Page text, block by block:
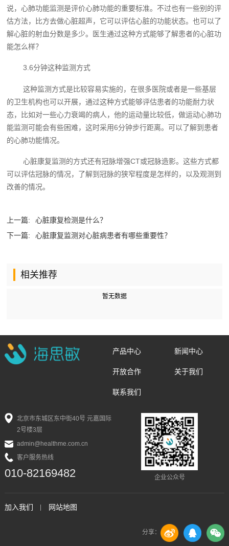
说，心肺功能监测是评价心肺功能的重要标准。不过也有一些别的评
估方法，比方去做心脏超声，它可以评估心脏的功能状态。也可以了
解心脏的射血分数是多少。医生通过这种方式能够了解患者的心脏功
能怎么样？
3.6分钟这种监测方式
这种监测方式是比较容易实施的，在很多医院或者是一些基层
的卫生机构也可以开展，通过这种方式能够评估患者的功能耐力状
态，比如对一些心力衰竭的病人，他的运动量比较低，做运动心肺功
能监测可能会有些困难，这时采用6分钟步行距离。可以了解到患者
的心肺功能情况。
心脏康复监测的方式还有冠脉增强CT或冠脉造影。这些方式都
可以评估冠脉的情况，了解到冠脉的狭窄程度是怎样的，以及观测到
改善的情况。
上一篇:
心脏康复检测是什么？
下一篇:
心脏康复监测对心脏病患者有哪些重要性？
相关推荐
暂无数据
产品中心 新闻中心
开放合作 关于我们
联系我们
北京市东城区东中街40号 元嘉国际
2号楼3层
admin@healthme.com.cn
客户服务热线
010-82169482 企业公众号
加入我们 网站地图
分享：